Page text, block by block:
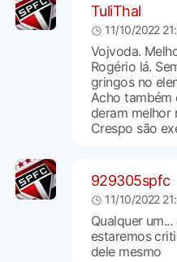
TuliThal
11/10/2022
Vojvoda.
Rogério lá.
gringos no
Acho também
deram melhor
Crespo são
929305spfc
11/10/2022
Qualquer
estaremos
dele mesmo